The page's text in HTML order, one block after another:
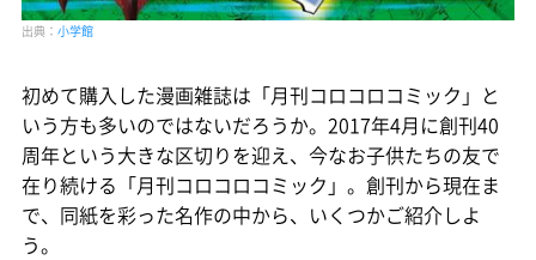
出典： 小学館
初めて購入した漫画雑誌は「月刊コロコロコミック」と
いう方も多いのではないだろうか。2017年4月に創刊40
周年という大きな区切りを迎え、今なお子供たちの友で
在り続ける「月刊コロコロコミック」。創刊から現在ま
で、同紙を彩った名作の中から、いくつかご紹介しよ
う。